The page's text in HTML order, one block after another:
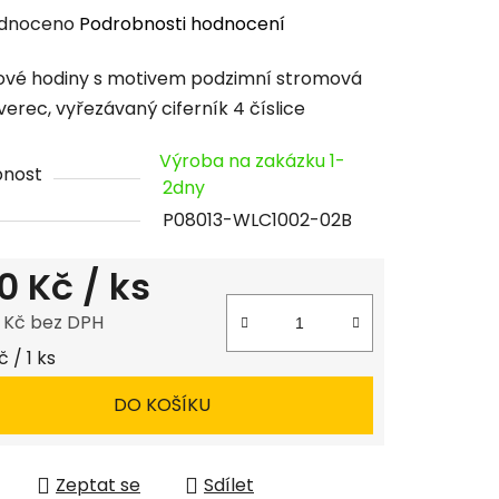
Podrobnosti hodnocení
hodiny s motivem podzimní stromová
vyřezávaný ciferník 4 číslice
Výroba na zakázku 1-
2dny
P08013-WLC1002-02B
Kč / ks
Kč bez DPH
cena:
/ 1 ks
DO KOŠÍKU
Zeptat se Sdílet